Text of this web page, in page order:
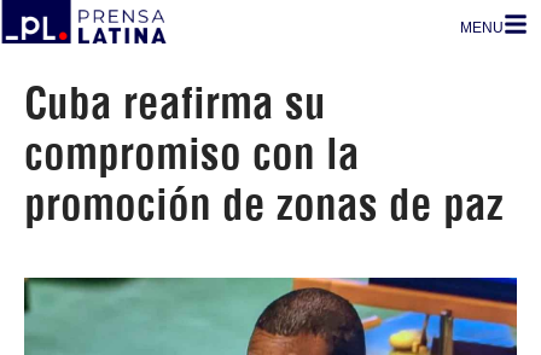
MENU
Cuba reafirma su
compromiso con la
promoción de zonas de paz